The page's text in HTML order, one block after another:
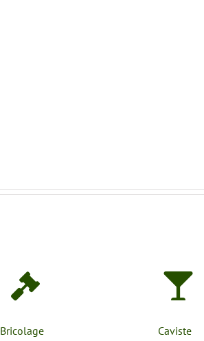
Bricolage Caviste